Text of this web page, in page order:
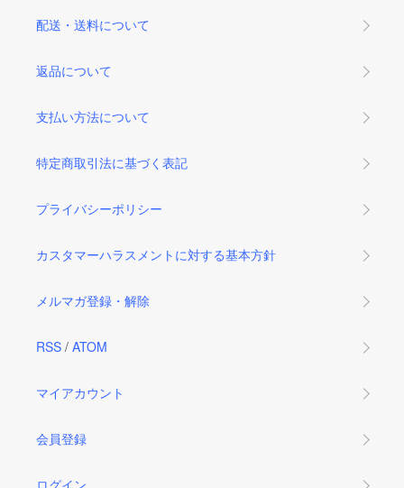
配送・送料について
返品について
支払い方法について
特定商取引法に基づく表記
プライバシーポリシー
カスタマーハラスメントに対する基本方針
メルマガ登録・解除
RSS / ATOM
マイアカウント
会員登録